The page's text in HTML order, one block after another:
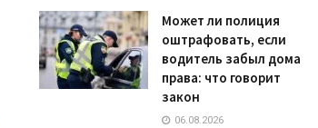
Может ли полиция
оштрафовать, если
водитель забыл дома
права: что говорит
закон
06.08.2026